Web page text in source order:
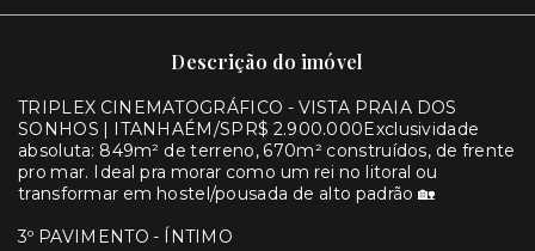
Descrição do imóvel
TRIPLEX CINEMATOGRÁFICO - VISTA PRAIA DOS
SONHOS | ITANHAÉM/SPR$ 2.900.000Exclusividade
absoluta: 849m² de terreno, 670m² construídos, de frente
pro mar. Ideal pra morar como um rei no litoral ou
transformar em hostel/pousada de alto padrão 🏡
3º PAVIMENTO - ÍNTIMO